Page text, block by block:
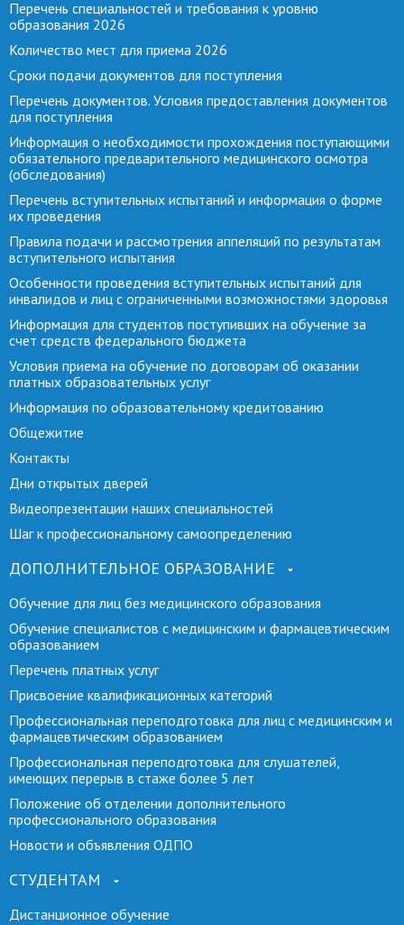
Перечень специальностей и требования к уровню
образования 2026
Количество мест для приема 2026
Сроки подачи документов для поступления
Перечень документов. Условия предоставления документов
для поступления
Информация о необходимости прохождения поступающими
обязательного предварительного медицинского осмотра
(обследования)
Перечень вступительных испытаний и информация о форме
их проведения
Правила подачи и рассмотрения аппеляций по результатам
вступительного испытания
Особенности проведения вступительных испытаний для
инвалидов и лиц с ограниченными возможностями здоровья
Информация для студентов поступивших на обучение за
счет средств федерального бюджета
Условия приема на обучение по договорам об оказании
платных образовательных услуг
Информация по образовательному кредитованию
Общежитие
Контакты
Дни открытых дверей
Видеопрезентации наших специальностей
Шаг к профессиональному самоопределению
ДОПОЛНИТЕЛЬНОЕ ОБРАЗОВАНИЕ
Обучение для лиц без медицинского образования
Обучение специалистов с медицинским и фармацевтическим
образованием
Перечень платных услуг
Присвоение квалификационных категорий
Профессиональная переподготовка для лиц с медицинским и
фармацевтическим образованием
Профессиональная переподготовка для слушателей,
имеющих перерыв в стаже более 5 лет
Положение об отделении дополнительного
профессионального образования
Новости и объявления ОДПО
СТУДЕНТАМ
Дистанционное обучение